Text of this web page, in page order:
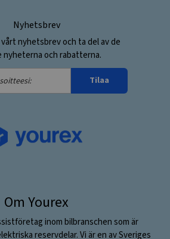
Nyhetsbrev
nyhetsbrev och ta del av de
nyheterna och rabatterna.
Tilaa
Om Yourex
inom bilbranschen som är
reservdelar. Vi är en av Sveriges